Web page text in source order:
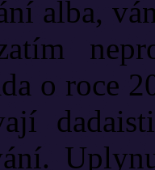
alba,
o roce